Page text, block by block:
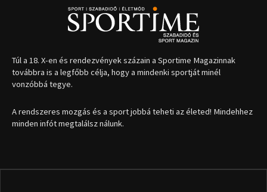
Túl a 18. X-en és rendezvények százain a Sportime Magazinnak
továbbra is a legfőbb célja, hogy a mindenki sportját minél
vonzóbbá tegye.
A rendszeres mozgás és a sport jobbá teheti az életed! Mindehhez
minden infót megtalálsz nálunk.